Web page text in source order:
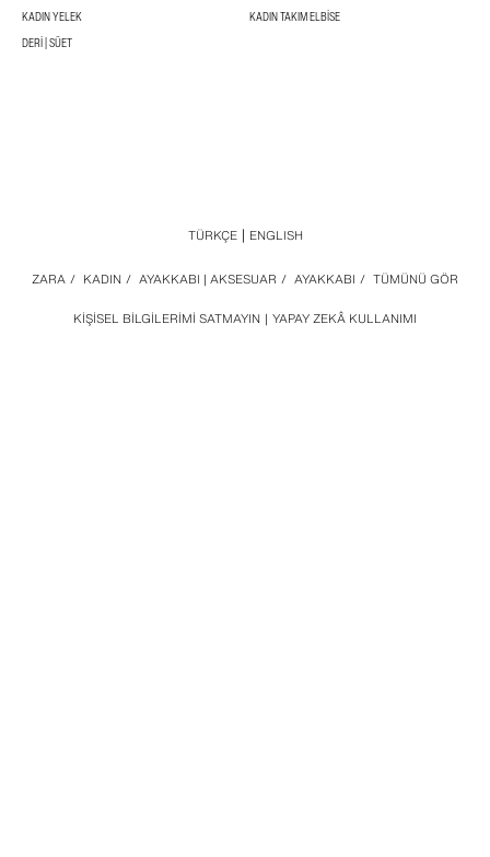
KADIN YELEK
KADIN TAKIM ELBISE
DERI | SÜET
KIŞISEL BILGILERIMI SATMAYIN YAPAY ZEKÂ KULLANIMI
ZARA / KADIN / AYAKKABI | AKSESUAR / AYAKKABI / TÜMÜNÜ GÖR
TÜRKÇE ENGLISH